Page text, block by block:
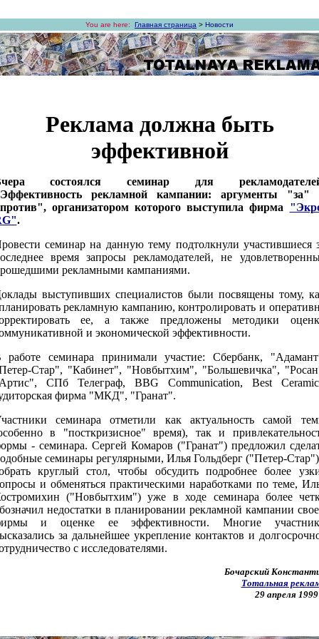
You are here: Главная страница > Новости
Реклама должна быть
эффективной
состоялся семинар для
рекламной кампании: аргументы "за"
организатором которого выступила фирма
.
семинар на данную тему подтолкнули участившиеся
время запросы рекламодателей, не
рекламными кампаниями.
выступивших специалистов были посвящены тому,
рекламную кампанию, контролировать и
ее, а также предложены методики
и экономической эффективности.
работе семинара принимали участие: Сбербанк,
Стар", "Кабинет", "Новбытхим", "Большевичка",
СПб Телеграф, BBG Communication, Best
фирма "МКД", "Гранат".
семинара отметили как актуальность самой
в "посткризисное" время), так и
- семинара. Сергей Комаров ("Гранат") предложил
семинары регулярными, Илья Гольдберг ("Петер-
круглый стол, чтобы обсудить подробнее более
и обменяться практическими наработками по теме,
("Новбытхим") уже в ходе семинара более
недостатки в планировании рекламной кампании
и оценке ее эффективности. Многие
за дальнейшее укрепление контактов и
с исследователями.
Бочарский
Тотальная
29 апреля 1999